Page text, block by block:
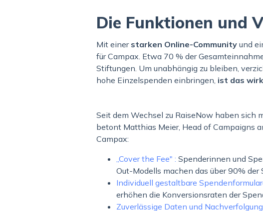
Die Funktionen und
Mit einer starken Online-Communityund
für Campax. Etwa 70 % der
Stiftungen. Um unabhängig zu bleiben,
hohe Einzelspenden einbringen, ist das
Seit dem Wechsel zu RaiseNow haben sich
betont Matthias Meier, Head of Campaigns
Campax:
„Cover the Fee" :Spenderinnen und
Out-Modells machen das über 90% der
Individuell gestaltbare
erhöhen die Konversionsraten der
Zuverlässige Daten und